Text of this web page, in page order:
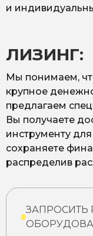
и
ЛИЗИНГ:
Мы понимаем,
крупное
предлагаем
Вы получаете
инструменту
сохраняете
распределив
ЗАПРОСИТЬ